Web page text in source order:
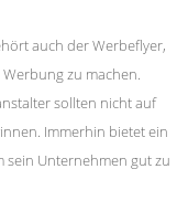
auch der Werbeflyer,
zu machen.
sollten nicht auf
Immerhin bietet ein
sein Unternehmen gut zu